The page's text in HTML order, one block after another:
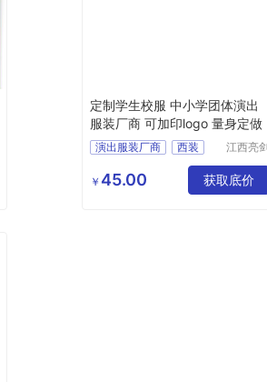
定制学生校服 中小学团体演出
服装厂商 可加印logo 量身定做
演出服装厂商
西装
工作服
江西亮
公司
￥ 45.00 获取底价